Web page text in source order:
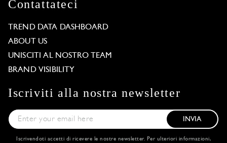
Contattateci
TREND DATA DASHBOARD
ABOUT US
UNISCITI AL NOSTRO TEAM
BRAND VISIBILITY
Iscriviti alla nostra newsletter
INVIA
Iscrivendoti accetti di ricevere le nostre newsletter. Per ulteriori informazioni,